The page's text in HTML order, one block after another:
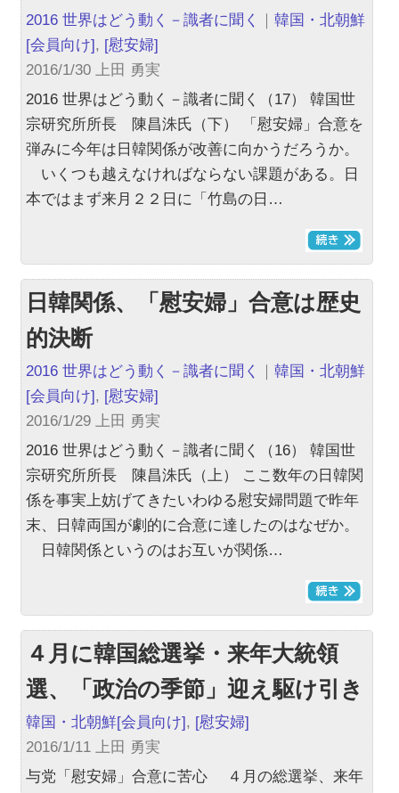
2016 世界はどう動く－識者に聞く ｜韓国・北朝鮮
[会員向け], [慰安婦]
2016/1/30 上田 勇実
2016 世界はどう動く－識者に聞く（17） 韓国世
宗研究所所長 陳昌洙氏（下） 「慰安婦」合意を
弾みに今年は日韓関係が改善に向かうだろうか。
いくつも越えなければならない課題がある。日
本ではまず来月２２日に「竹島の日…
日韓関係、「慰安婦」合意は歴史
的決断
2016 世界はどう動く－識者に聞く ｜韓国・北朝鮮
[会員向け], [慰安婦]
2016/1/29 上田 勇実
2016 世界はどう動く－識者に聞く（16） 韓国世
宗研究所所長 陳昌洙氏（上） ここ数年の日韓関
係を事実上妨げてきたいわゆる慰安婦問題で昨年
末、日韓両国が劇的に合意に達したのはなぜか。
日韓関係というのはお互いが関係…
４月に韓国総選挙・来年大統領
選、「政治の季節」迎え駆け引き
韓国・北朝鮮[会員向け], [慰安婦]
2016/1/11 上田 勇実
与党「慰安婦」合意に苦心 ４月の総選挙、来年